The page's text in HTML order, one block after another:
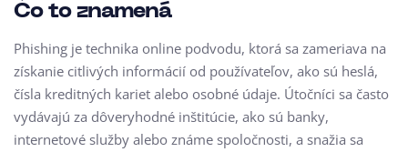
Čo to znamená
Phishing je technika online podvodu, ktorá sa zameriava na
získanie citlivých informácií od používateľov, ako sú heslá,
čísla kreditných kariet alebo osobné údaje. Útočníci sa často
vydávajú za dôveryhodné inštitúcie, ako sú banky,
internetové služby alebo známe spoločnosti, a snažia sa